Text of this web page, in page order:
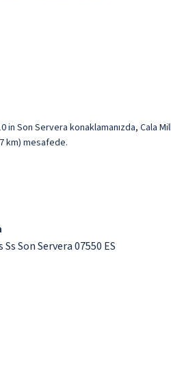
Son Servera konaklamanızda, Cala
km) mesafede.
Son Servera 07550 ES